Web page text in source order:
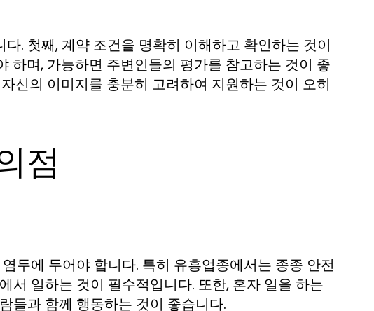
. 첫째, 계약 조건을 명확히 이해하고 확인하는 것이
하며, 가능하면 주변인들의 평가를 참고하는 것이 좋
신의 이미지를 충분히 고려하여 지원하는 것이 오히
점
두에 두어야 합니다. 특히 유흥업종에서는 종종 안전
서 일하는 것이 필수적입니다. 또한, 혼자 일을 하는
들과 함께 행동하는 것이 좋습니다.